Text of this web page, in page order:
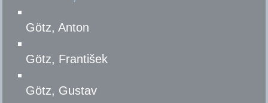
Götz, Anton
Götz, František
Götz, Gustav